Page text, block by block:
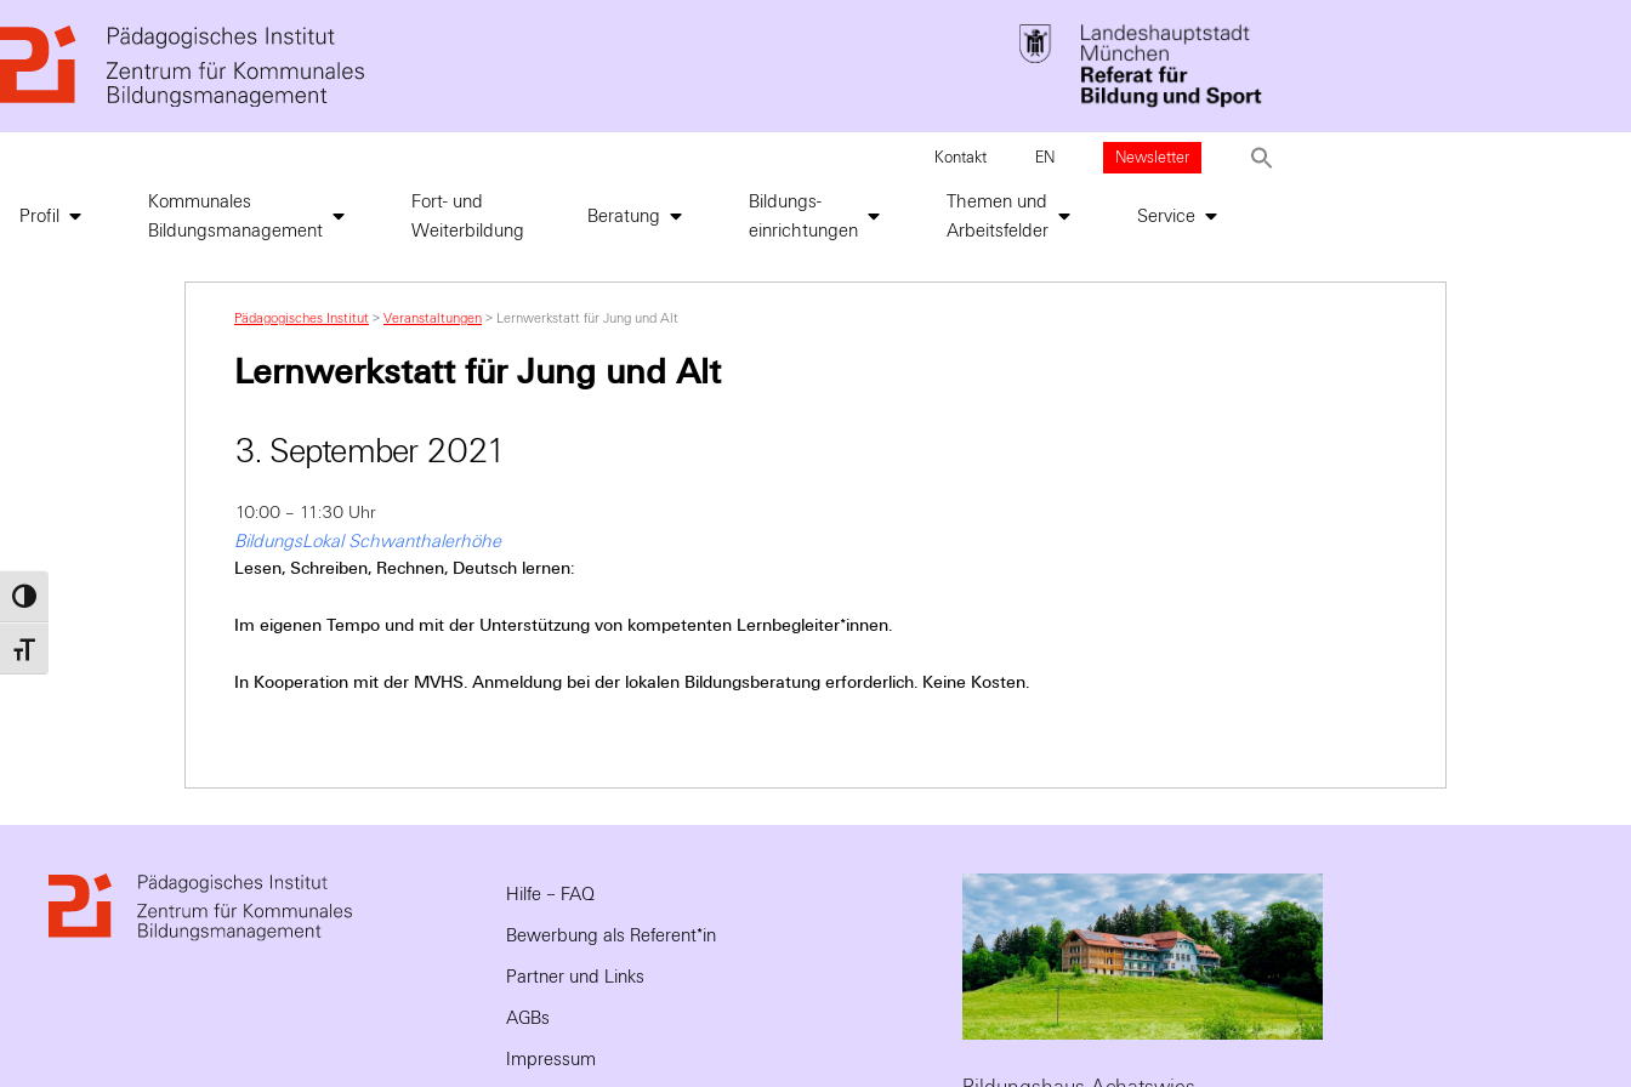
Umschalten auf hohe Kontraste
Schrift vergrößern
Kontakt EN Newsletter
Profil
Kommunales
Bildungsmanagement
Fort- und
Weiterbildung
Beratung
Bildungs-
einrichtungen
Themen und
Arbeitsfelder
Service
Pädagogisches Institut > Veranstaltungen > Lernwerkstatt für Jung und Alt
Lernwerkstatt für Jung und Alt
3. September 2021
10:00 – 11:30 Uhr
BildungsLokal Schwanthalerhöhe
Lesen, Schreiben, Rechnen, Deutsch lernen:
Im eigenen Tempo und mit der Unterstützung von kompetenten Lernbegleiter*innen.
In Kooperation mit der MVHS. Anmeldung bei der lokalen Bildungsberatung erforderlich. Keine Kosten.
Hilfe – FAQ
Bewerbung als Referent*in
Partner und Links
AGBs
Impressum